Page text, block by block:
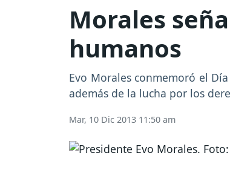
Morales
humanos
Evo Morales conmemoró el
además de la lucha por los
Mar, 10 Dic 2013 11:50 am